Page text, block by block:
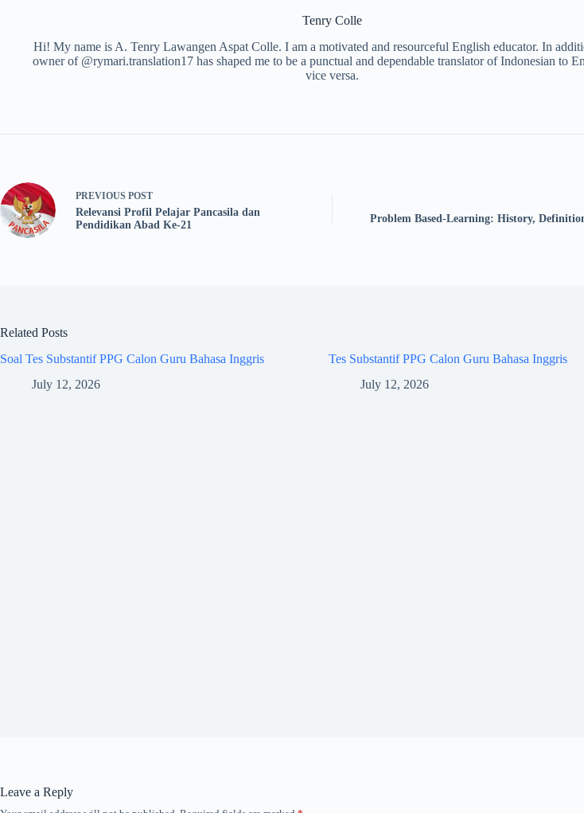
Tenry Colle
Hi! My name is A. Tenry Lawangen Aspat Colle. I am a motivated and resourceful English educator. In
owner of @rymari.translation17 has shaped me to be a punctual and dependable translator of Indonesian to
vice versa.
PREVIOUS POST
Relevansi Profil Pelajar Pancasila dan
Pendidikan Abad Ke-21
Problem Based-Learning: History,
Related Posts
Soal Tes Substantif PPG Calon Guru Bahasa Inggris
July 12, 2026
Tes Substantif PPG Calon Guru Bahasa Inggris
July 12, 2026
Leave a Reply